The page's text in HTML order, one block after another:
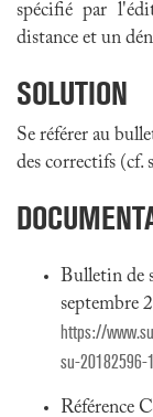
spécifié par
distance et un
SOLUTION
Se référer au
des correctifs
Bulletin de
septembre
https://
su-20182596-
Référence